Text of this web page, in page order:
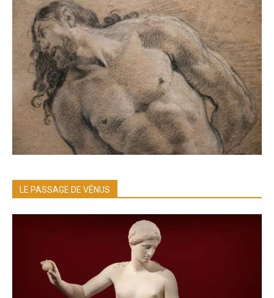
LE PASSAGE DE VÉNUS